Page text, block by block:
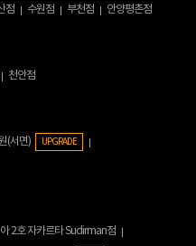
점 수원점 부천점 안양평촌점
천안점
(서면) UPGRADE
2호 자카르타 Sudirman점